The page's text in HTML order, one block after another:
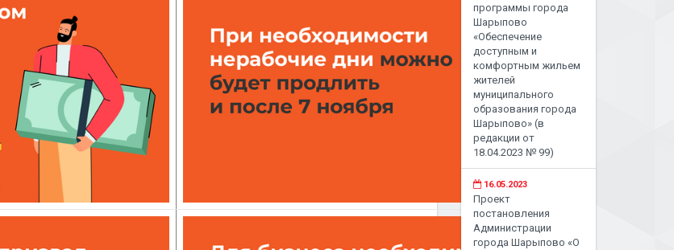
программы города
Шарыпово
«Обеспечение
доступным и
комфортным жильем
жителей
муниципального
образования города
Шарыпово» (в
редакции от
18.04.2023 № 99)
16.05.2023
Проект
постановления
Администрации
города Шарыпово «О